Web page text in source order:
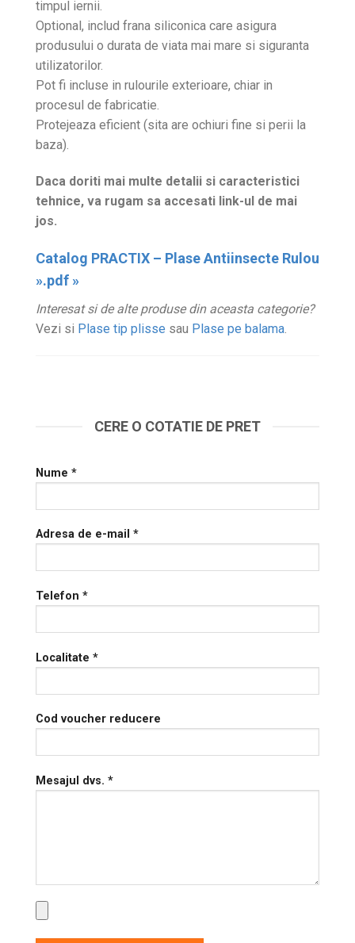
timpul iernii.
Optional, includ frana siliconica care asigura
produsului o durata de viata mai mare si siguranta
utilizatorilor.
Pot fi incluse in rulourile exterioare, chiar in
procesul de fabricatie.
Protejeaza eficient (sita are ochiuri fine si perii la
baza).
Daca doriti mai multe detalii si caracteristici
tehnice, va rugam sa accesati link-ul de mai
jos.
Catalog PRACTIX – Plase Antiinsecte Rulou
».pdf »
Interesat si de alte produse din aceasta categorie?
Vezi si Plase tip plisse sau Plase pe balama.
CERE O COTATIE DE PRET
Nume *
Adresa de e-mail *
Telefon *
Localitate *
Cod voucher reducere
Mesajul dvs. *